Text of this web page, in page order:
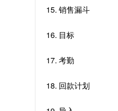
15. 销售漏斗
16. 目标
17. 考勤
18. 回款计划